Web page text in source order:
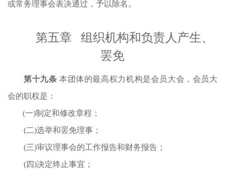
或常务理事会表决通过，予以除名。
第五章
组织机构和负责人产生、
罢免
第十九条 本团体的最高权力机构是会员大会，会员大
会的职权是：
(一)制定和修改章程；
(二)选举和罢免理事；
(三)审议理事会的工作报告和财务报告；
(四)决定终止事宜；